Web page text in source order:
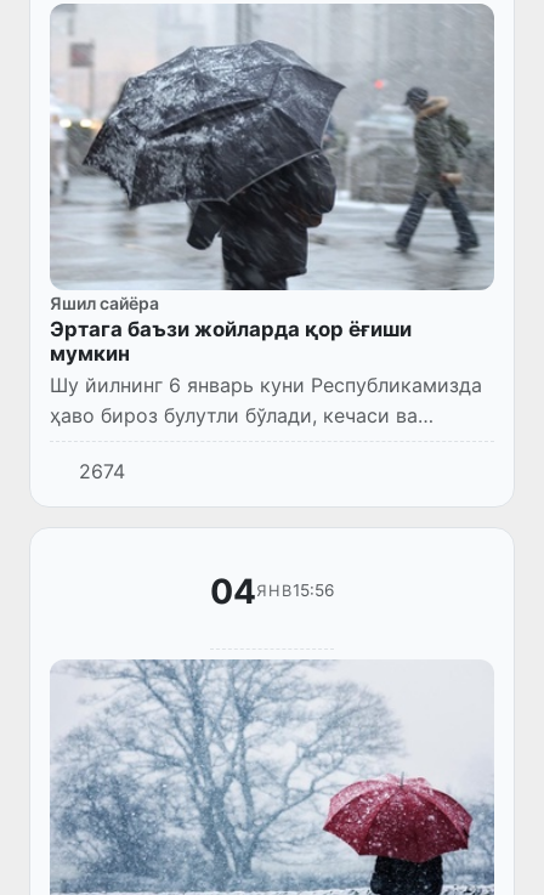
Яшил сайёра
Эртага баъзи жойларда қор ёғиши
мумкин
Шу йилнинг 6 январь куни Республикамизда
ҳаво бироз булутли бўлади, кечаси ва
эрталаб баъзи жойларда ёғингарчилик
(ёмғир, қор) бўлиши мумкин.
2674
04ЯНВ15:56